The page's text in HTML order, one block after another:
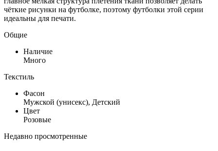
чёткие рисунки на футболке, поэтому футболки этой серии
идеальны для печати.
Общие
Наличие
Много
Текстиль
Фасон
Мужской (унисекс), Детский
Цвет
Розовые
Недавно просмотренные